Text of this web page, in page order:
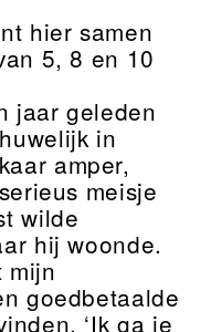
hier samen
5, 8 en 10
jaar geleden
in
amper,
meisje
wilde
hij woonde.
mijn
goedbetaalde
‘Ik ga je